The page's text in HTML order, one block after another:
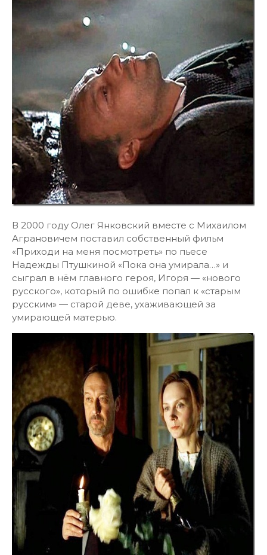
актёра к роли. Янковского поселили в гостинице
и просто бросили — без знания языка, без денег.
Прошла одна неделя, другая, никто не появлялся.
Восторг от встречи с капиталистической
заграницей сменился тоской. Янковский был уже
в отчаяньи, и тут явился, наконец, Тарковский.
Увидев потухший взгляд актёра, он сказал:
«Теперь тебя можно снимать».
Фильм был снят за три месяца. В 1983 году Италия
выставила фильм на Каннский фестиваль с
расчётом на Гран-при. Но фильм приза не
получил, Тарковский обвинял во всём Сергея
Бондарчука, который входил в жюри. Режиссёр
решил остаться в Италии, «Ностальгия» была
запрещена к показу в СССР.
В 2000 году Олег Янковский вместе с Михаилом
Аграновичем поставил собственный фильм
«Приходи на меня посмотреть» по пьесе
Надежды Птушкиной «Пока она умирала…» и
сыграл в нём главного героя, Игоря — «нового
русского», который по ошибке попал к «старым
русским» — старой деве, ухаживающей за
умирающей матерью.